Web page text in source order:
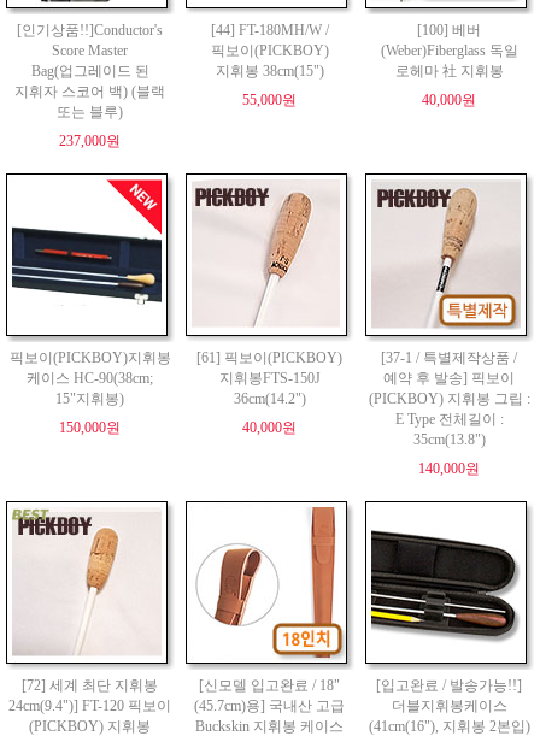
[인기상품!!]Conductor's
Score Master
Bag(업그레이드 된
지휘자 스코어 백) (블랙
또는 블루)
237,000원
[44] FT-180MH/W /
픽보이(PICKBOY)
지휘봉 38cm(15")
55,000원
[100] 베버
(Weber)Fiberglass 독일
로헤마 社 지휘봉
40,000원
픽보이(PICKBOY)지휘봉
케이스 HC-90(38cm;
15"지휘봉)
150,000원
[61] 픽보이(PICKBOY)
지휘봉FTS-150J
36cm(14.2")
40,000원
[37-1 / 특별제작상품 /
예약 후 발송] 픽보이
(PICKBOY) 지휘봉 그립 :
E Type 전체길이 :
35cm(13.8")
140,000원
[72] 세계 최단 지휘봉
24cm(9.4")] FT-120 픽보이
(PICKBOY) 지휘봉
[신모델 입고완료 / 18"
(45.7cm)용] 국내산 고급
Buckskin 지휘봉 케이스
[입고완료 / 발송가능!!]
더블지휘봉케이스
(41cm(16"), 지휘봉 2본입)